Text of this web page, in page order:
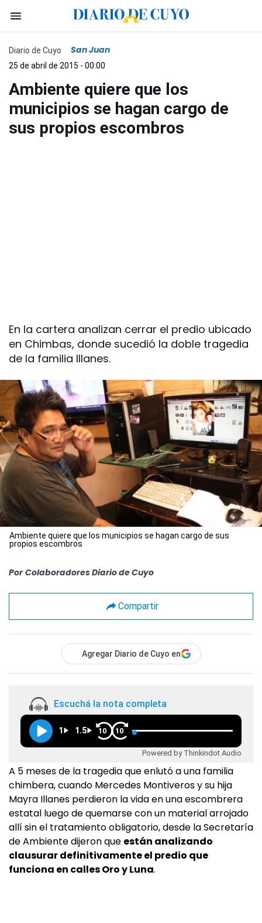
Diario de Cuyo San Juan
25 de abril de 2015 - 00:00
Ambiente quiere que los
municipios se hagan cargo de
sus propios escombros
En la cartera analizan cerrar el predio ubicado
en Chimbas, donde sucedió la doble tragedia
de la familia Illanes.
Ambiente quiere que los municipios se hagan cargo de sus
propios escombros
Por Colaboradores Diario de Cuyo
Compartir
Agregar Diario de Cuyo en
Escuchá la nota completa
1 1.5 10 10
Powered by Thinkindot Audio
A 5 meses de la tragedia que enlutó a una familia
chimbera, cuando Mercedes Montiveros y su hija
Mayra Illanes perdieron la vida en una escombrera
estatal luego de quemarse con un material arrojado
allí sin el tratamiento obligatorio, desde la Secretaría
de Ambiente dijeron que están analizando
clausurar definitivamente el predio que
funciona en calles Oro y Luna.